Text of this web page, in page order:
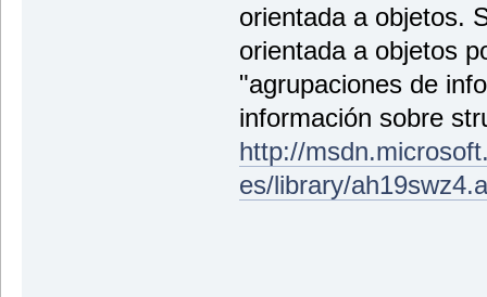
orientada a objetos.
orientada a objetos
"agrupaciones de
información sobre
http://
es/library/